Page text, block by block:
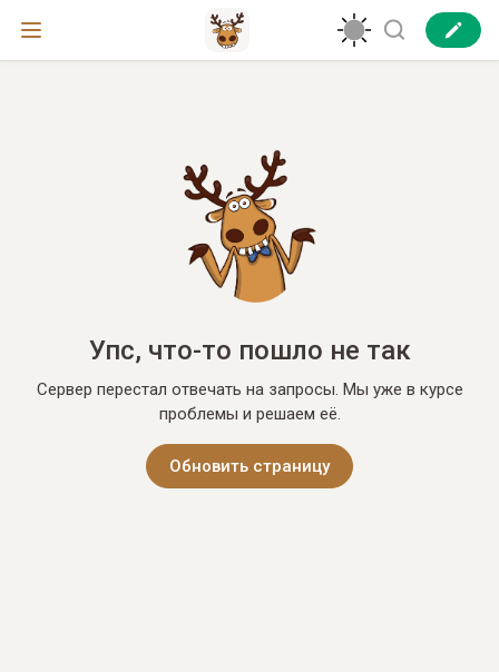
Упс, что-то пошло не так
Сервер перестал отвечать на запросы. Мы уже в курсе
проблемы и решаем её.
Обновить страницу